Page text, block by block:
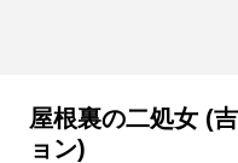
屋根裏の二処女 (
ョン)